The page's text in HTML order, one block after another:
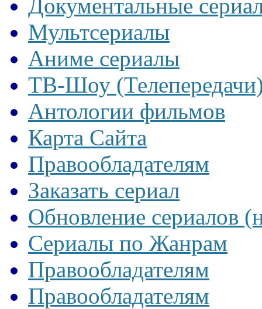
Документальные
Мультсериалы
Аниме сериалы
ТВ-Шоу
Антологии фильмов
Карта Сайта
Правообладателям
Заказать сериал
Обновление сериалов
Сериалы по Жанрам
Правообладателям
Правообладателям